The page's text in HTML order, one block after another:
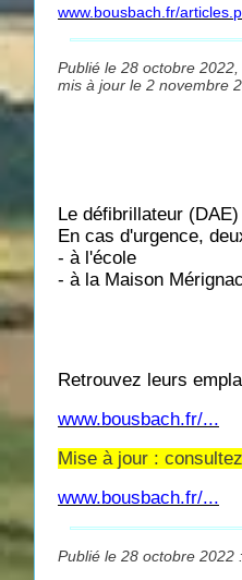
www.bousbach.fr/
Publié le 28 octobre 2022,
mis à jour le 2 novembre
Le défibrillateur
En cas d'urgence,
- à l'école
- à la Maison Mérignac
Retrouvez leurs
www.bousbach.fr/...
Mise à jour :
www.bousbach.fr/...
Publié le 28 octobre 2022 :